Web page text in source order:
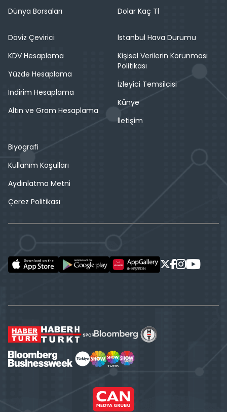
Dünya Borsaları
Dolar Kaç Tl
Döviz Çevirici
KDV Hesaplama
Yüzde Hesaplama
İndirim Hesaplama
Altın ve Gram Hesaplama
İstanbul Hava Durumu
Kişisel Verilerin Korunması
Politikası
İzleyici Temsilcisi
Künye
İletişim
Biyografi
Kullanım Koşulları
Aydınlatma Metni
Çerez Politikası